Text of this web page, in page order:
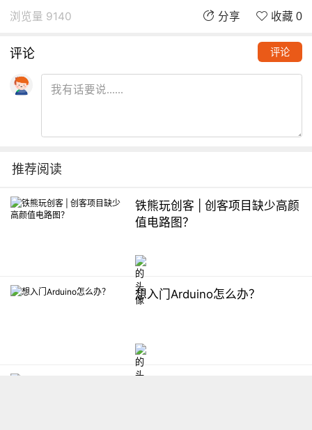
浏览量 9140 分享 收藏 0
评论 评论
推荐阅读
铁熊玩创客 | 创客项目缺少高颜
值电路图？
想入门Arduino怎么办？